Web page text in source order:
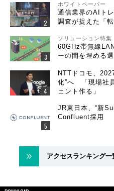
ホワイトペーパー
通信業界のAIト
調査が捉えた「転
ソリューション特集
60GHz帯無線
ーの間を埋める
NTTドコモ、
化”へ 「現場社
ェント作る」
JR東日本、“新
Confluent採用
アクセスランキング一